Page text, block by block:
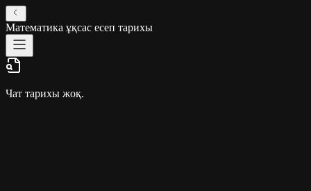
Математика ұқсас есеп тарихы
Чат тарихы жоқ.